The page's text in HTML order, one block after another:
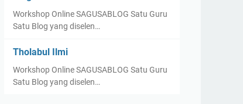
Workshop Online SAGUSABLOG Satu Guru
Satu Blog yang diselen…
Tholabul Ilmi
Workshop Online SAGUSABLOG Satu Guru
Satu Blog yang diselen…